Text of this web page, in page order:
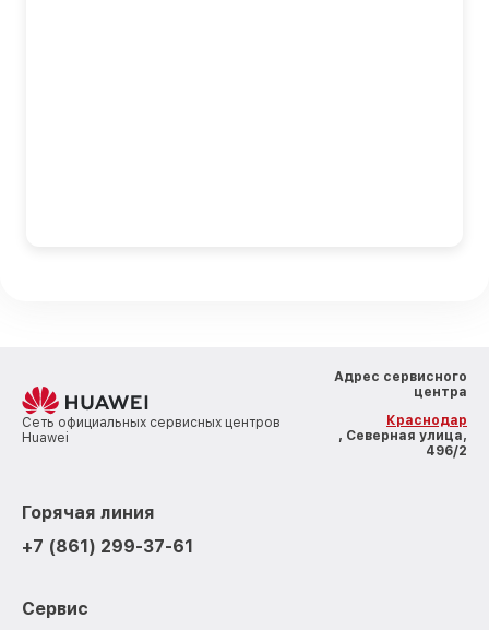
Сеть официальных сервисных центров
Huawei
Адрес сервисного
центра
Краснодар
, Северная улица,
496/2
Горячая линия
+7 (861) 299-37-61
Сервис